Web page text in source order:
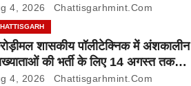
4, 2026 Chattisgarhmint.com
शासकीय पॉलीटेक्निक में अंशकालीन
की भर्ती के लिए 14 अगस्त तक
आमंत्रित
4, 2026 Chattisgarhmint.com